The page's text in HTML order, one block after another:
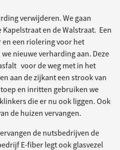
verwijderen. We gaan
en de Walstraat. Een
een riolering voor het
nieuwe verharding aan. Deze
voor de weg met in het
aan de zijkant een strook van
en inritten gebruiken we
die er nu ook liggen. Ook
de huizen vervangen.
de nutsbedrijven de
E-fiber legt ook glasvezel